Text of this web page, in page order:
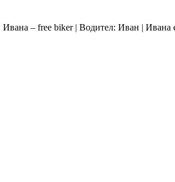
– free biker | Водител: Иван |